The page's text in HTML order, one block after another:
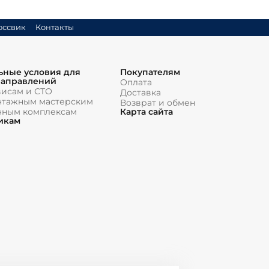
Контакты
условия для
и СТО
мастерским
комплексам
Покупателям
Оплата
Доставка
Возврат и обмен
Карта сайта